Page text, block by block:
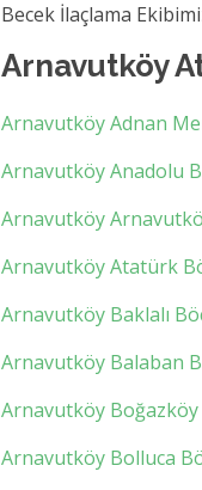
Becek İlaçlama
Arnavutköy
Arnavutköy Adnan
Arnavutköy Anadolu
Arnavutköy
Arnavutköy Atatürk
Arnavutköy Baklalı
Arnavutköy Balaban
Arnavutköy
Arnavutköy Bolluca